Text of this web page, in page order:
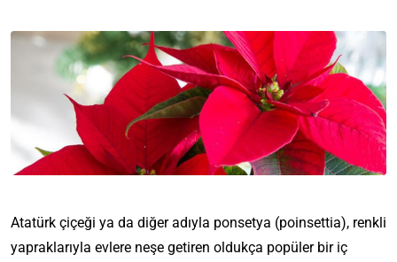
Atatürk çiçeği ya da diğer adıyla ponsetya (poinsettia), renkli
yapraklarıyla evlere neşe getiren oldukça popüler bir iç